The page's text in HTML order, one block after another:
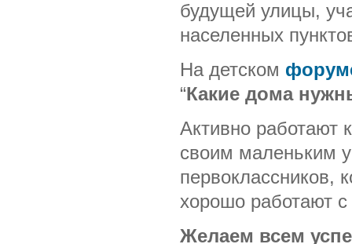
будущей улицы,
населенных
На детском
“ Какие дома
Активно работают
своим маленьким
первоклассников,
хорошо работают с
Желаем всем